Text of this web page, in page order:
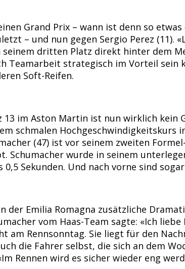
Grand Prix – wann ist denn so
– und nun gegen Sergio Perez (11).
dritten Platz direkt hinter dem
Teamarbeit strategisch im Vorteil
Soft-Reifen.
im Aston Martin ist nun wirklich kein
schmalen Hochgeschwindigkeitskurs
(47) ist vor seinem zweiten
Schumacher wurde in seinem
Sekunden. Und nach vorne sind
Emilia Romagna zusätzliche
vom Haas-Team sagte: «Ich
am Rennsonntag. Sie liegt für den
die Fahrer selbst, die sich an dem
Rennen wird es sicher wieder eng